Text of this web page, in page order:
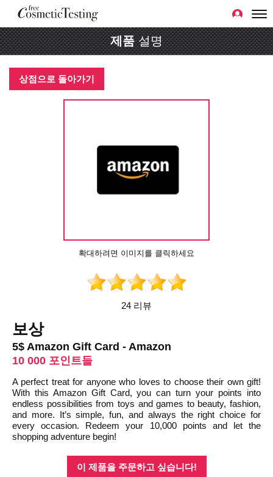
제품설명
상점으로 돌아가기
확대하려면 이미지를 클릭하세요
24 리뷰
보상
5$ Amazon Gift Card - Amazon
10 000 포인트들
A perfect treat for anyone who loves to choose their own gift!
With this Amazon Gift Card, you can turn your points into
endless possibilities from toys and games to beauty, fashion,
and more. It’s simple, fun, and always the right choice for
every occasion. Redeem your 10,000 points and let the
shopping adventure begin!
이 제품을 주문하고 싶습니다!